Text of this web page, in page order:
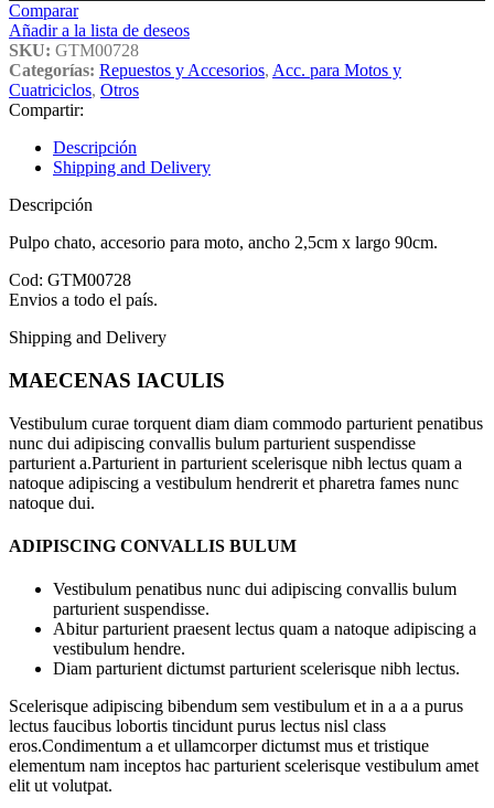
Comparar
Añadir a la lista de deseos
SKU: GTM00728
Categorías: Repuestos y Accesorios, Acc. para Motos y
Cuatriciclos, Otros
Compartir:
Descripción
Shipping and Delivery
Descripción
Pulpo chato, accesorio para moto, ancho 2,5cm x largo 90cm.
Cod: GTM00728
Envios a todo el país.
Shipping and Delivery
MAECENAS IACULIS
Vestibulum curae torquent diam diam commodo parturient penatibus
nunc dui adipiscing convallis bulum parturient suspendisse
parturient a.Parturient in parturient scelerisque nibh lectus quam a
natoque adipiscing a vestibulum hendrerit et pharetra fames nunc
natoque dui.
ADIPISCING CONVALLIS BULUM
Vestibulum penatibus nunc dui adipiscing convallis bulum
parturient suspendisse.
Abitur parturient praesent lectus quam a natoque adipiscing a
vestibulum hendre.
Diam parturient dictumst parturient scelerisque nibh lectus.
Scelerisque adipiscing bibendum sem vestibulum et in a a a purus
lectus faucibus lobortis tincidunt purus lectus nisl class
eros.Condimentum a et ullamcorper dictumst mus et tristique
elementum nam inceptos hac parturient scelerisque vestibulum amet
elit ut volutpat.